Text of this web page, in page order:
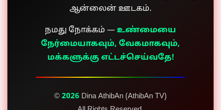
ஆன்லைன் ஊடகம்.
நமது நோக்கம் — உண்மையை
நேர்மையாகவும், வேகமாகவும்,
மக்களுக்கு எட்டச்செய்வதே!
© 2026 Dina AthibAn (AthibAn TV)